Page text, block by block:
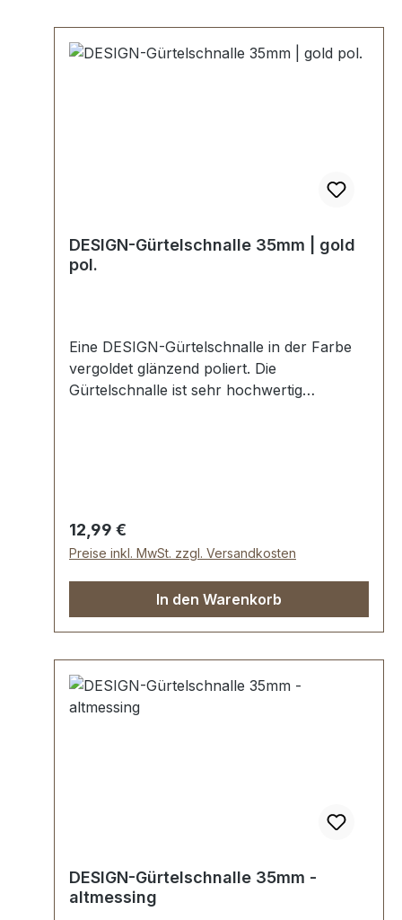
DESIGN-Gürtelschnalle 35mm | gold
pol.
Eine DESIGN-Gürtelschnalle in der Farbe
vergoldet glänzend poliert. Die
Gürtelschnalle ist sehr hochwertig
Regulärer Preis:
12,99 €
Preise inkl. MwSt. zzgl. Versandkosten
In den Warenkorb
DESIGN-Gürtelschnalle 35mm -
altmessing